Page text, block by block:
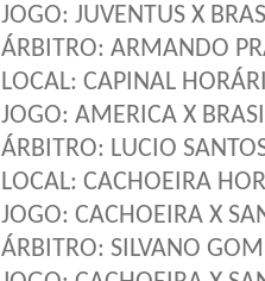
JOGO: JUVENTUS X
ÁRBITRO: ARMANDO
LOCAL: CAPINAL
JOGO: AMERICA X
ÁRBITRO: LUCIO
LOCAL: CACHOEIRA
JOGO: CACHOEIRA X
ÁRBITRO: SILVANO